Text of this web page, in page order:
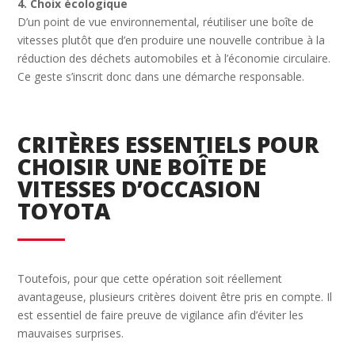
4. Choix écologique
D’un point de vue environnemental, réutiliser une boîte de
vitesses plutôt que d’en produire une nouvelle contribue à la
réduction des déchets automobiles et à l’économie circulaire.
Ce geste s’inscrit donc dans une démarche responsable.
CRITÈRES ESSENTIELS POUR
CHOISIR UNE BOÎTE DE
VITESSES D’OCCASION
TOYOTA
Toutefois, pour que cette opération soit réellement
avantageuse, plusieurs critères doivent être pris en compte. Il
est essentiel de faire preuve de vigilance afin d’éviter les
mauvaises surprises.